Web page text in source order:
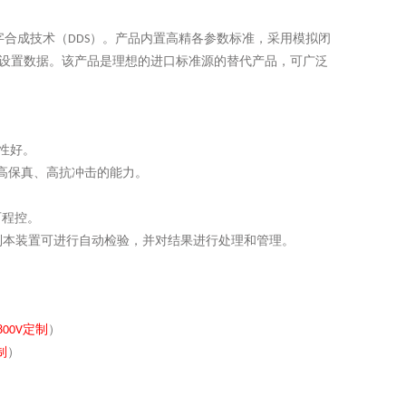
合成技术（ DDS）。产品内置高精各参数标准，采用模拟闭
置数据。该产品是理想的进口标准源的替代产品，可广泛
好。
真、高抗冲击的能力。
控。
装置可进行自动检验，并对结果进行处理和管理。
定制 ）
）